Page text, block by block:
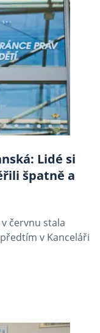
Lidé si
špatně a
červnu stala
v Kanceláři